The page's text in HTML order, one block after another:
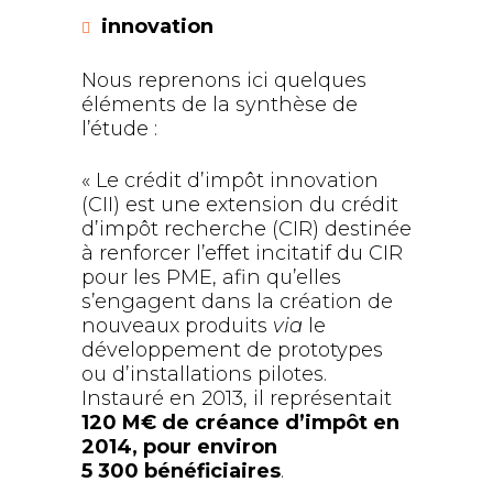
innovation
Nous reprenons ici quelques
éléments de la synthèse de
l’étude :
« Le crédit d’impôt innovation
(CII) est une extension du crédit
d’impôt recherche (CIR) destinée
à renforcer l’effet incitatif du CIR
pour les PME, afin qu’elles
s’engagent dans la création de
nouveaux produits via le
développement de prototypes
ou d’installations pilotes.
Instauré en 2013, il représentait
120 M€ de créance d’impôt en
2014, pour environ
5 300 bénéficiaires.